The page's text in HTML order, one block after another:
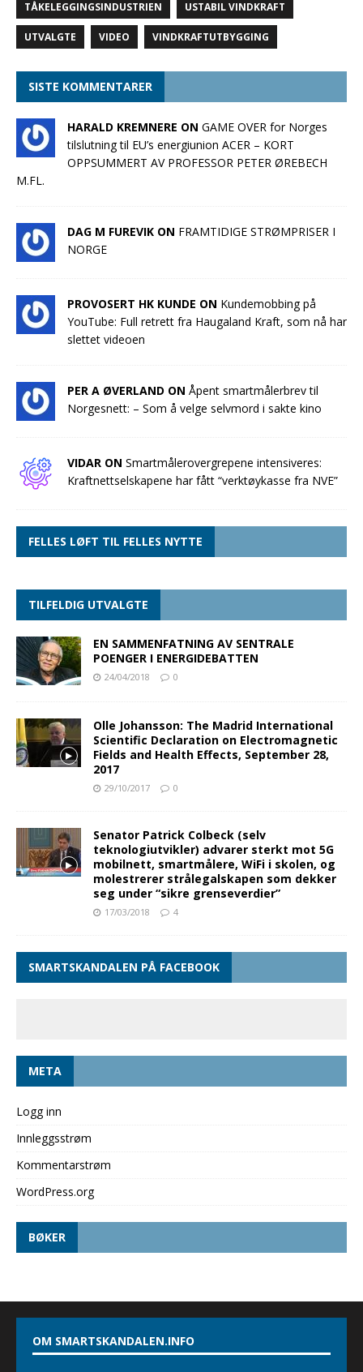
TÅKELEGGINGSINDUSTRIEN USTABIL VINDKRAFT
UTVALGTE VIDEO VINDKRAFTUTBYGGING
SISTE KOMMENTARER
HARALD KREMNERE ON GAME OVER for Norges
tilslutning til EU’s energiunion ACER – KORT
OPPSUMMERT AV PROFESSOR PETER ØREBECH
M.FL.
DAG M FUREVIK ON FRAMTIDIGE STRØMPRISER I
NORGE
PROVOSERT HK KUNDE ON Kundemobbing på
YouTube: Full retrett fra Haugaland Kraft, som nå har
slettet videoen
PER A ØVERLAND ON Åpent smartmålerbrev til
Norgesnett: – Som å velge selvmord i sakte kino
VIDAR ON Smartmålerovergrepene intensiveres:
Kraftnettselskapene har fått “verktøykasse fra NVE”
FELLES LØFT TIL FELLES NYTTE
TILFELDIG UTVALGTE
EN SAMMENFATNING AV SENTRALE
POENGER I ENERGIDEBATTEN
24/04/2018 0
Olle Johansson: The Madrid International
Scientific Declaration on Electromagnetic
Fields and Health Effects, September 28,
2017
29/10/2017 0
Senator Patrick Colbeck (selv
teknologiutvikler) advarer sterkt mot 5G
mobilnett, smartmålere, WiFi i skolen, og
molestrerer strålegalskapen som dekker
seg under “sikre grenseverdier”
17/03/2018 4
SMARTSKANDALEN PÅ FACEBOOK
META
Logg inn
Innleggsstrøm
Kommentarstrøm
WordPress.org
BØKER
OM SMARTSKANDALEN.INFO